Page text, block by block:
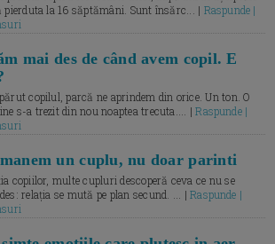
pierduta la 16 săptămâni. Sunt însărc... | Raspunde |
mai des de când avem copil. E
copilul, parcă ne aprindem din orice. Un ton. O
s-a trezit din nou noaptea trecuta.... |Raspunde |
un cuplu, nu doar parinti
copiilor, multe cupluri descoperă ceva ce nu se
relația se mută pe plan secund. ... |Raspunde |